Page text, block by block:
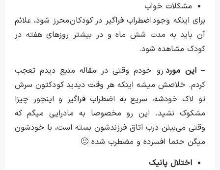
مشکلات خواب
برای اینکه وجود اضطراب فراگیر در کودکان محرز شود، علائم
آن باید به مدت شش ماه و در بیشتر روزهای هفته در
کودک مشاهده شود.
– این موردرو خودم وقتی در مقاله منبع دیدم تعجب
کردم. خلاصش میشه اینکه هر وقت دیدید کودکتون سرش
تو لاک خودشه، سریع به اضطراب فراگیر و اینجور چیزا
مشکوک نشید. این رو مخصوصا به مادرایی میگم که
وقتی می‌بینن درب اتاق فرزندشون بسته است، با خودشون
میگن حتما افسرده و مضطرب شده 🙂
اختلال پانیک